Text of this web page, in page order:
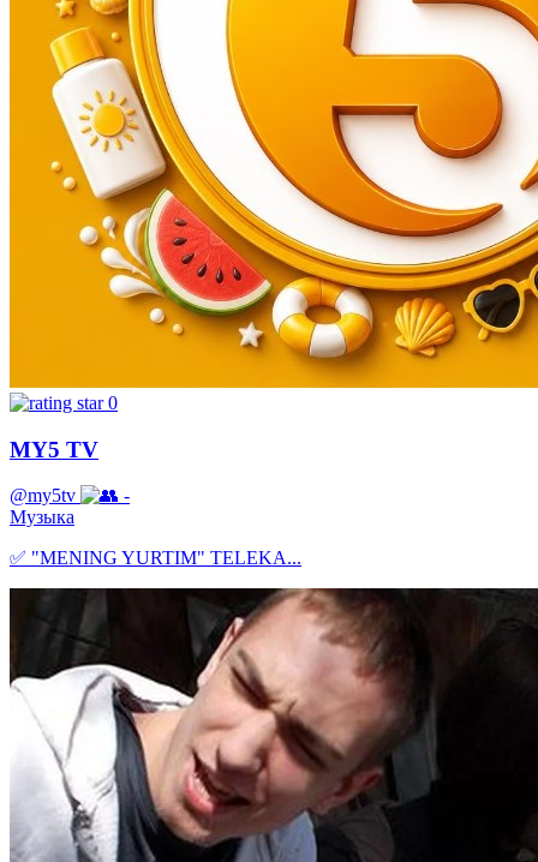
0
MY5 TV
@my5tv
-
Музыка
✅ "MENING YURTIM" TELEKA...